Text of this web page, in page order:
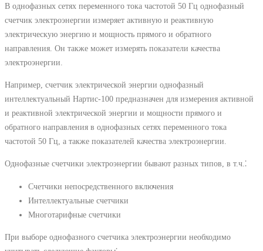
В однофазных сетях переменного тока частотой 50 Гц однофазный
счетчик электроэнергии измеряет активную и реактивную
электрическую энергию и мощность прямого и обратного
направления. Он также может измерять показатели качества
электроэнергии.
Например, счетчик электрической энергии однофазный
интеллектуальный Нартис-100 предназначен для измерения активной
и реактивной электрической энергии и мощности прямого и
обратного направления в однофазных сетях переменного тока
частотой 50 Гц, а также показателей качества электроэнергии.
Однофазные счетчики электроэнергии бывают разных типов, в т.ч.⁚
Счетчики непосредственного включения
Интеллектуальные счетчики
Многотарифные счетчики
При выборе однофазного счетчика электроэнергии необходимо